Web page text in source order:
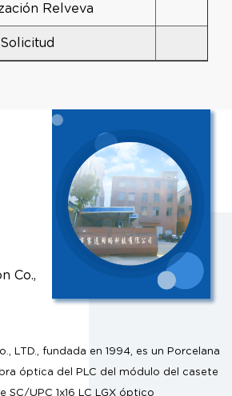
Relveva
Solicitud
Co.,
LTD., fundada en 1994, es un Porcelana
óptica del PLC del módulo del casete
SC/UPC 1x16 LC LGX óptico